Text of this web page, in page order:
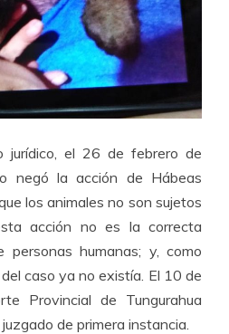
jurídico, el 26 de febrero de
negó la acción de Hábeas
los animales no son sujetos
acción no es la correcta
personas humanas; y, como
caso ya no existía. El 10 de
Provincial de Tungurahua
de primera instancia.